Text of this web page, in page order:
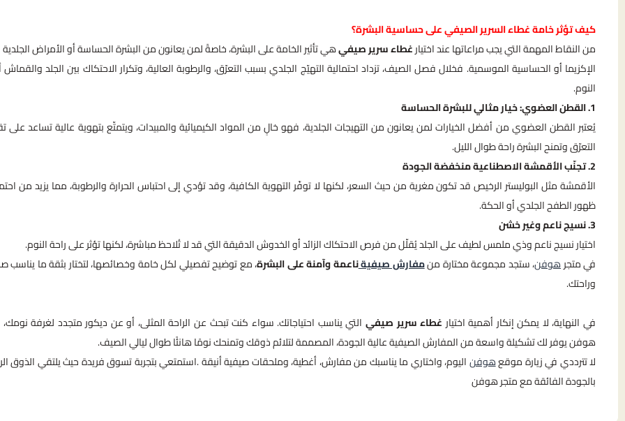
كيف تؤثر خامة غطاء السرير الصيفي على حساسية البشرة؟
من النقاط المهمة التي يجب مراعاتها عند اختيارغطاء سرير صيفيهي تأثير الخامة على البشرة، خاصةً لمن يعانون من البشرة الحساسة أو الأمراض
الإكزيما أو الحساسية الموسمية. فخلال فصل الصيف، تزداد احتمالية التهيّج الجلدي بسبب التعرّق، والرطوبة العالية، وتكرار الاحتكاك بين الجلد والقماش
النوم.
1. القطن العضوي: خيار مثالي للبشرة الحساسة
يُعتبر القطن العضوي من أفضل الخيارات لمن يعانون من التهيجات الجلدية، فهو خالٍ من المواد الكيميائية والمبيدات، ويتمتّع بتهوية عالية تساعد على
التعرّق وتمنح البشرة راحة طوال الليل.
2. تجنّب الأقمشة الاصطناعية منخفضة الجودة
الأقمشة مثل البوليستر الرخيص قد تكون مغرية من حيث السعر، لكنها لا توفّر التهوية الكافية، وقد تؤدي إلى احتباس الحرارة والرطوبة، مما يزيد من
ظهور الطفح الجلدي أو الحكة.
3. نسيج ناعم وغير خشن
اختيار نسيج ناعم وذي ملمس لطيف على الجلد يُقلّل من فرص الاحتكاك الزائد أو الخدوش الدقيقة التي قد لا تُلاحظ مباشرة، لكنها تؤثر على راحة النوم.
في متجرهوفن، ستجد مجموعة مختارة منمفارش صيفيةناعمة وآمنة على البشرة، مع توضيح تفصيلي لكل خامة وخصائصها، لتختار بثقة ما يناسب
وراحتك.
في النهاية، لا يمكن إنكار أهمية اختيار غطاء سرير صيفي التي يناسب احتياجاتك. سواء كنت تبحث عن الراحة المثلى، أو عن ديكور متجدد لغرفة
هوفن يوفر لك تشكيلة واسعة من المفارش الصيفية عالية الجودة، المصممة لتلائم ذوقك وتمنحك نومًا هانئًا طوال ليالي الصيف.
لا تترددي في زيارة موقعهوفناليوم، واختاري ما يناسبك من مفارش، أغطية، وملحقات صيفية أنيقة .استمتعي بتجربة تسوق فريدة حيث يلتقي الذوق
بالجودة الفائقة مع متجر هوفن